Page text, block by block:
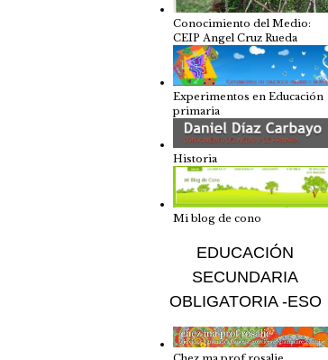
Conocimiento del Medio:
CEIP Angel Cruz Rueda
Experimentos en Educación
primaria
Historia
Mi blog de cono
EDUCACIÓN
SECUNDARIA
OBLIGATORIA -ESO